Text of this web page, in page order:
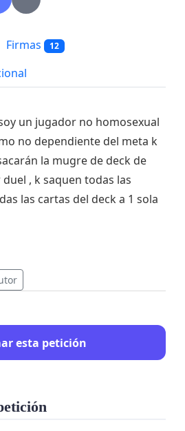
Firmas 12
un jugador no homosexual
no dependiente del meta k
la mugre de deck de
, k saquen todas las
las cartas del deck a 1 sola
esta petición